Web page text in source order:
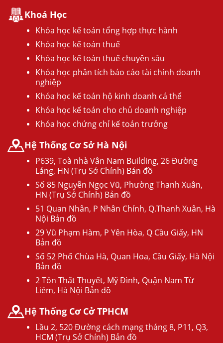
Khoá Học
Khóa học kế toán tổng hợp thực hành
Khóa học kế toán thuế
Khóa học kế toán thuế chuyên sâu
Khóa học phân tích báo cáo tài chính doanh
nghiệp
Khóa học kế toán hộ kinh doanh cá thể
Khóa học kế toán cho chủ doanh nghiệp
Khóa học chứng chỉ kế toán trưởng
Hệ Thống Cơ Sở Hà Nội
P639, Toà nhà Vân Nam Building, 26 Đường
Láng, HN (Trụ Sở Chính) Bản đồ
Số 85 Nguyễn Ngọc Vũ, Phường Thanh Xuân,
HN (Trụ Sở Chính) Bản đồ
51 Quan Nhân, P Nhân Chính, Q.Thanh Xuân, Hà
Nội Bản đồ
29 Vũ Phạm Hàm, P Yên Hòa, Q Cầu Giấy, HN
Bản đồ
Số 52 Phố Chùa Hà, Quan Hoa, Cầu Giấy, Hà Nội
Bản đồ
2 Tôn Thất Thuyết, Mỹ Đình, Quận Nam Từ
Liêm, Hà Nội Bản đồ
Hệ Thống Cơ Cở TPHCM
Lầu 2, 520 Đường cách mạng tháng 8, P11, Q3,
HCM (Trụ Sở Chính) Bản đồ